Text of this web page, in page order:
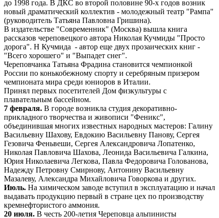
до 1998 года. В ДКС во второй половине 90-х годов возник
новый драматический коллектив - молодежный театр "Рампа"
(руководитель Татьяна Павловна Гришина).
В издательстве "Современник" (Москва) вышла книга
рассказов череповецкого автора Николая Кучмиды "Просто
дорога". Н Кучмида - автор еще двух прозаических книг -
"Всего хорошего" и "Выпадет снег".
Череповчанка Татьяна Фрадина становится чемпионкой
России по конькобежному спорту и серебряным призером
чемпионата мира среди юниоров в Италии.
Принял первых посетителей Дом физкультуры с
плавательным бассейном.
7 февраля. В городе возникла студия декоративно-
прикладного творчества и живописи "Феникс",
объединившая многих известных народных мастеров: Галину
Васильевну Шахову, Евдокию Васильевну Панову, Сергея
Гезовича Феньвеши, Сергея Александровича Лопатенко,
Николая Павловича Шахова, Леонида Васильевича Галкина,
Юрия Николаевича Легкова, Павла Федоровича Голованова,
Надежду Петровну Смирнову, Антонину Васильевну
Мазалеву, Александра Михайловича Говоркова и других.
Июль. На химическом заводе вступил в эксплуатацию и начал
выдавать продукцию первый в стране цех по производству
кремнефтористого аммония.
20 июля. В честь 200-летия Череповца альпинисты